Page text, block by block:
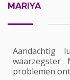
MARIYA
Aandachtig
waarzegster
problemen